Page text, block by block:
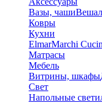
Вазы, чаши
Ковры
Кухни
ElmarMarchi
Матрасы
Мебель
Витрины, шкафы
Свет
Напольные